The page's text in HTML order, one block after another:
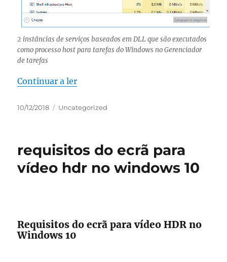
2 instâncias de serviços baseados em DLL que são executados
como processo host para tarefas do Windows no Gerenciador
de tarefas
Continuar a ler“taskhostw.exe Processo Anfitrião
Publicado
10/12/2018 Categorias
Uncategorized
requisitos do ecrã para
vídeo hdr no windows 10
Requisitos do ecrã para vídeo HDR no
Windows 10